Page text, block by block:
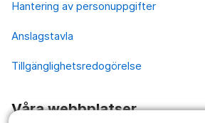
Hantering av personuppgifter
Anslagstavla
Tillgänglighetsredogörelse
Våra webbplatser